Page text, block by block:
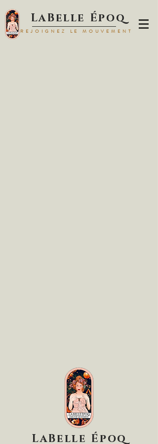
LaBelle Époq
REJOIGNEZ LE MOUVEMENT
LaBelle Époq